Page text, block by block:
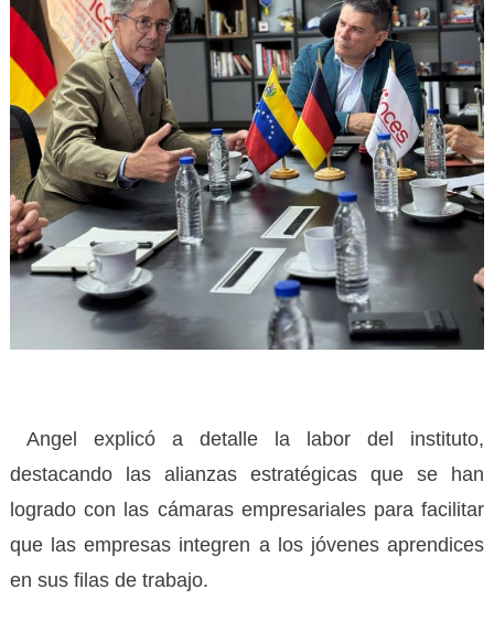
Angel explicó a detalle la labor del instituto,
destacando las alianzas estratégicas que se han
logrado con las cámaras empresariales para facilitar
que las empresas integren a los jóvenes aprendices
en sus filas de trabajo.